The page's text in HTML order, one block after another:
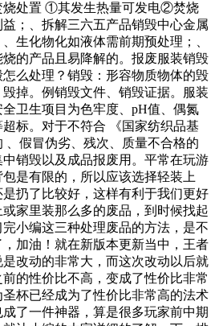
烧处置 ①其发生热量可发电②焚烧
；、拆解三六五产品销毁中心金属
生化物化如液体需前期预处理；、
的产品且易降解的。报废服装销毁
么处理？销毁：形容物质物体的毁
掉。例销毁文件、销毁证据。服装
卫生项目为色牢度、pH值、偶氮
标。对于不符合 《国家纺织品基
、假冒伪劣、残次、质量不合格的
销毁以及成品报废用。平常在玩游
是有限的，所以应该选择轻装上
扔了比较好，这样有利于我们更好
家里装那么多的废品，到时候找起
小编这三种处理废品的方法，是不
加油！就在新版本更新当中，王者
改动的非常大，而这次改动以后就
的性价比不高，变成了性价比非常
杯已经成为了性价比非常高的法术
了一件神器，算是很多玩家前中期